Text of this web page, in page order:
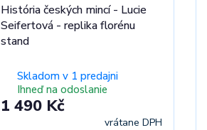
História českých mincí - Lucie
Seifertová - replika florénu
stand
Skladom v 1 predajni
Ihneď na odoslanie
1 490 Kč
vrátane DPH